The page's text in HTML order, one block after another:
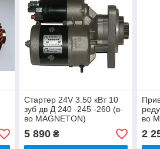
Стартер 24V 3.50 кВт 10
зуб дв Д 240 -245 -260 (в-
во MAGNETON)
5 890₴
во
2